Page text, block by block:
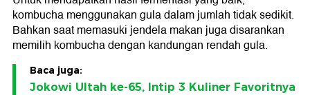
kombucha menggunakan gula dalam jumlah tidak sedikit.
Bahkan saat memasuki jendela makan juga disarankan
memilih kombucha dengan kandungan rendah gula.
Baca juga:
Jokowi Ultah ke-65, Intip 3 Kuliner Favoritnya